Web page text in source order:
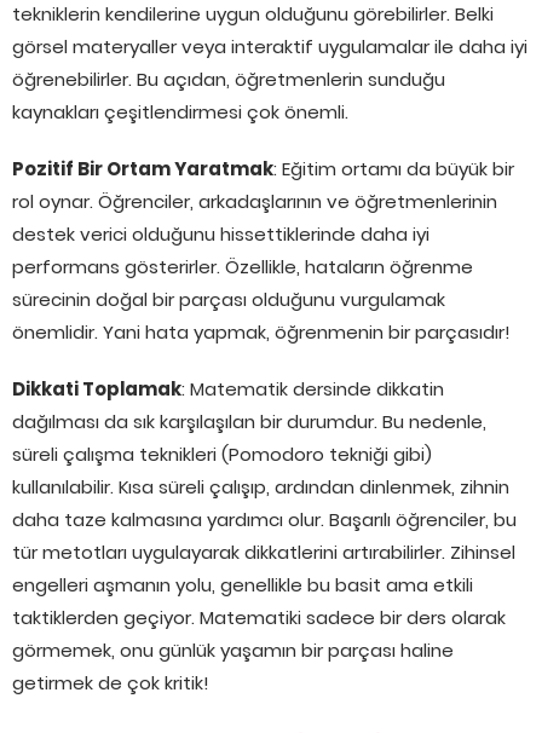
tekniklerin kendilerine uygun olduğunu görebilirler. Belki
görsel materyaller veya interaktif uygulamalar ile daha iyi
öğrenebilirler. Bu açıdan, öğretmenlerin sunduğu
kaynakları çeşitlendirmesi çok önemli.
Pozitif Bir Ortam Yaratmak: Eğitim ortamı da büyük bir
rol oynar. Öğrenciler, arkadaşlarının ve öğretmenlerinin
destek verici olduğunu hissettiklerinde daha iyi
performans gösterirler. Özellikle, hataların öğrenme
sürecinin doğal bir parçası olduğunu vurgulamak
önemlidir. Yani hata yapmak, öğrenmenin bir parçasıdır!
Dikkati Toplamak: Matematik dersinde dikkatin
dağılması da sık karşılaşılan bir durumdur. Bu nedenle,
süreli çalışma teknikleri (Pomodoro tekniği gibi)
kullanılabilir. Kısa süreli çalışıp, ardından dinlenmek, zihnin
daha taze kalmasına yardımcı olur. Başarılı öğrenciler, bu
tür metotları uygulayarak dikkatlerini artırabilirler. Zihinsel
engelleri aşmanın yolu, genellikle bu basit ama etkili
taktiklerden geçiyor. Matematiki sadece bir ders olarak
görmemek, onu günlük yaşamın bir parçası haline
getirmek de çok kritik!